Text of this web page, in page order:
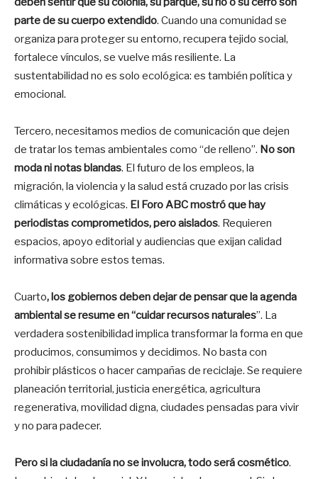
parte de su cuerpo extendido. Cuando una comunidad se
organiza para proteger su entorno, recupera tejido social,
fortalece vínculos, se vuelve más resiliente. La
sustentabilidad no es solo ecológica: es también política y
emocional.
Tercero, necesitamos medios de comunicación que dejen
de tratar los temas ambientales como “de relleno”. No son
moda ni notas blandas. El futuro de los empleos, la
migración, la violencia y la salud está cruzado por las crisis
climáticas y ecológicas. El Foro ABC mostró que hay
periodistas comprometidos, pero aislados. Requieren
espacios, apoyo editorial y audiencias que exijan calidad
informativa sobre estos temas.
Cuarto, los gobiernos deben dejar de pensar que la agenda
ambiental se resume en “cuidar recursos naturales”. La
verdadera sostenibilidad implica transformar la forma en que
producimos, consumimos y decidimos. No basta con
prohibir plásticos o hacer campañas de reciclaje. Se requiere
planeación territorial, justicia energética, agricultura
regenerativa, movilidad digna, ciudades pensadas para vivir
y no para padecer.
Pero si la ciudadanía no se involucra, todo será cosmético.